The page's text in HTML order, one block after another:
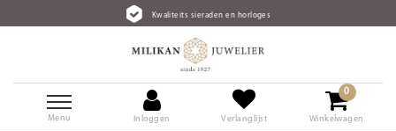
Kwaliteits sieraden en horloges
Menu Inloggen Verlanglijst
0
Winkelwagen